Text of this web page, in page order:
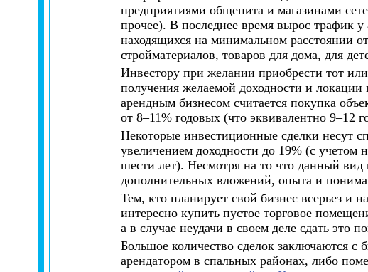
предприятиями общепита и магазинами
прочее). В последнее время вырос трафик
находящихся на минимальном расстоянии
стройматериалов, товаров для дома, для
Инвестору при желании приобрести тот
получения желаемой доходности и
арендным бизнесом считается покупка
от 8–11% годовых (что эквивалентно 9–12
Некоторые инвестиционные сделки несут
увеличением доходности до 19% (с учетом
шести лет). Несмотря на то что данный вид
дополнительных вложений, опыта и
Тем, кто планирует свой бизнес всерьез и
интересно купить пустое торговое
а в случае неудачи в своем деле сдать это
Большое количество сделок заключаются
арендатором в спальных районах, либо